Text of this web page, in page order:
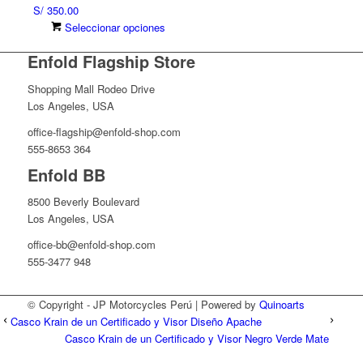
la
S/350.00
Seleccionar opciones
tiene
Enfold Flagship Store
Shopping Mall Rodeo Drive
Los Angeles, USA
office-flagship@enfold-shop.com
555-8653 364
Enfold BB
8500 Beverly Boulevard
Los Angeles, USA
office-bb@enfold-shop.com
555-3477 948
© Copyright - JP Motorcycles Perú | Powered by Quinoarts
Casco Krain de un Certificado y Visor Diseño Apache
Casco Krain de un Certificado y Visor Negro Verde Mate